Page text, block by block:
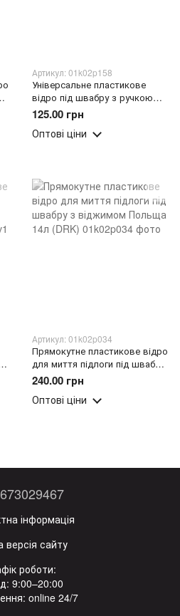
Артикул: 01k02p158
Універсальне пластикове
відро під швабру з ручкою
без кришки 13л Синє
125.00 грн
Оптові ціни
Артикул: 01k02p034
Прямокутне пластикове відро
для миття підлоги під швабру
з віджимом Польща 14л (DRK)
240.00 грн
Оптові ціни
інформація
версія сайту
роботи:
9:00–20:00
online 24/7